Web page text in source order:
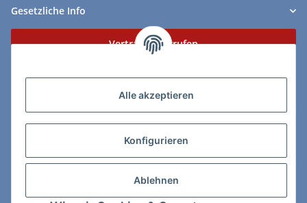
Alle akzeptieren
Konfigurieren
Ablehnen
Gesetzliche Info
Vertrag widerrufen